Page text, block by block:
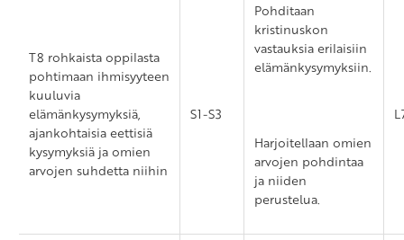
T8 rohkaista oppilasta
pohtimaan ihmisyyteen
kuuluvia
elämänkysymyksiä,
ajankohtaisia eettisiä
kysymyksiä ja omien
arvojen suhdetta niihin
S1-S3
Pohditaan
kristinuskon
vastauksia erilaisiin
elämänkysymyksiin.
Harjoitellaan omien
arvojen pohdintaa
ja niiden
perustelua.